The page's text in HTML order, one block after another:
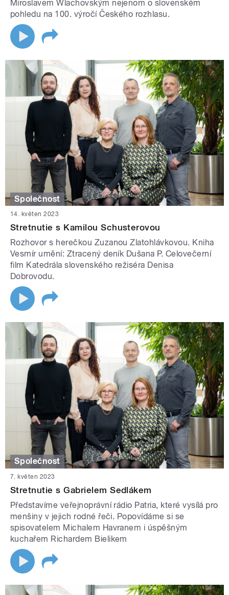
Miroslavem Wlachovským nejenom o slovenském
pohledu na 100. výročí Českého rozhlasu.
Společnost
14. květen 2023
Stretnutie s Kamilou Schusterovou
Rozhovor s herečkou Zuzanou Zlatohlávkovou. Kniha
Vesmír umění: Ztracený deník Dušana P. Celovečerní
film Katedrála slovenského režiséra Denisa
Dobrovodu.
Společnost
7. květen 2023
Stretnutie s Gabrielem Sedlákem
Představíme veřejnoprávní rádio Patria, které vysílá pro
menšiny v jejich rodné řeči. Popovídáme si se
spisovatelem Michalem Havranem i úspěšným
kuchařem Richardem Bielikem